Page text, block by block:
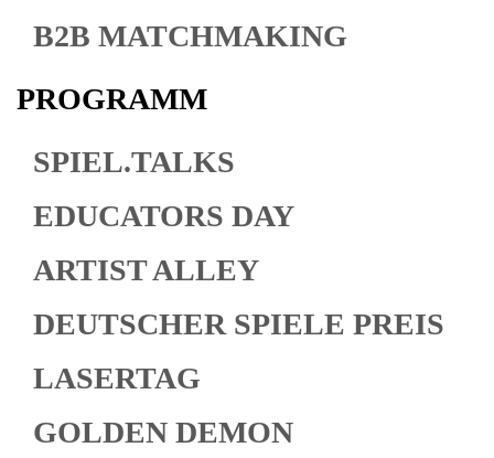
B2B MATCHMAKING
PROGRAMM
SPIEL.TALKS
EDUCATORS DAY
ARTIST ALLEY
DEUTSCHER SPIELE PREIS
LASERTAG
GOLDEN DEMON